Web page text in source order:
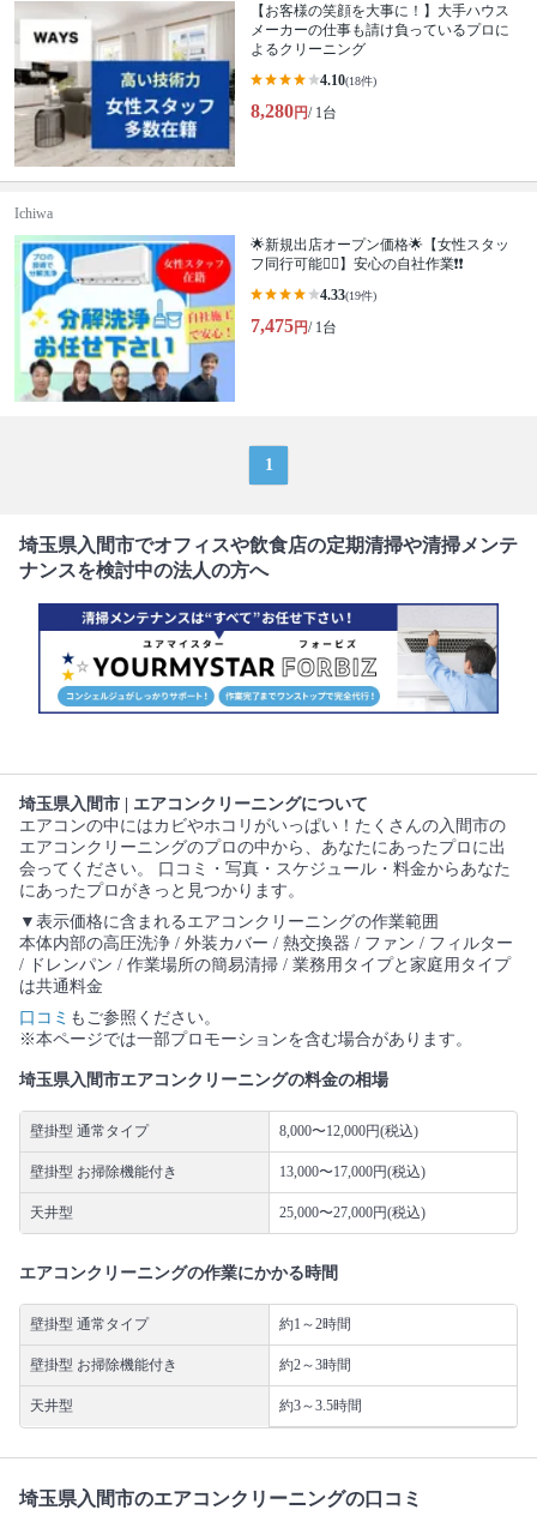
【お客様の笑顔を大事に！】大手ハウス
メーカーの仕事も請け負っているプロに
よるクリーニング
4.10(18件)
8,280円/ 1台
Ichiwa
🌟新規出店オープン価格🌟【女性スタッ
フ同行可能🙆‍♀️】安心の自社作業❗️❗️
4.33(19件)
7,475円/ 1台
1
埼玉県入間市でオフィスや飲食店の定期清掃や清掃メンテ
ナンスを検討中の法人の方へ
埼玉県入間市 | エアコンクリーニングについて
エアコンの中にはカビやホコリがいっぱい！たくさんの入間市の
エアコンクリーニングのプロの中から、あなたにあったプロに出
会ってください。 口コミ・写真・スケジュール・料金からあなた
にあったプロがきっと見つかります。
▼表示価格に含まれるエアコンクリーニングの作業範囲
本体内部の高圧洗浄 / 外装カバー / 熱交換器 / ファン / フィルター
/ ドレンパン / 作業場所の簡易清掃 / 業務用タイプと家庭用タイプ
は共通料金
口コミ もご参照ください。
※本ページでは一部プロモーションを含む場合があります。
埼玉県入間市エアコンクリーニングの料金の相場
壁掛型 通常タイプ 8,000〜12,000円(税込)
壁掛型 お掃除機能付き 13,000〜17,000円(税込)
天井型 25,000〜27,000円(税込)
エアコンクリーニングの作業にかかる時間
壁掛型 通常タイプ 約1～2時間
壁掛型 お掃除機能付き 約2～3時間
天井型 約3～3.5時間
埼玉県入間市のエアコンクリーニングの口コミ